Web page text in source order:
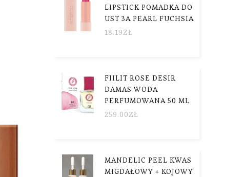
LIPSTICK POMADKA DO
UST 3A PEARL FUCHSIA
18.19ZŁ
FIILIT ROSE DESIR
DAMAS WODA
PERFUMOWANA 50 ML
259.00ZŁ
MANDELIC PEEL KWAS
MIGDAŁOWY + KOJOWY